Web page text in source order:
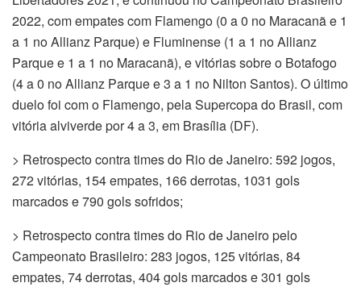
2022, com empates com Flamengo (0 a 0 no Maracanã e 1
a 1 no Allianz Parque) e Fluminense (1 a 1 no Allianz
Parque e 1 a 1 no Maracanã), e vitórias sobre o Botafogo
(4 a 0 no Allianz Parque e 3 a 1 no Nilton Santos). O último
duelo foi com o Flamengo, pela Supercopa do Brasil, com
vitória alviverde por 4 a 3, em Brasília (DF).
> Retrospecto contra times do Rio de Janeiro: 592 jogos,
272 vitórias, 154 empates, 166 derrotas, 1031 gols
marcados e 790 gols sofridos;
> Retrospecto contra times do Rio de Janeiro pelo
Campeonato Brasileiro: 283 jogos, 125 vitórias, 84
empates, 74 derrotas, 404 gols marcados e 301 gols